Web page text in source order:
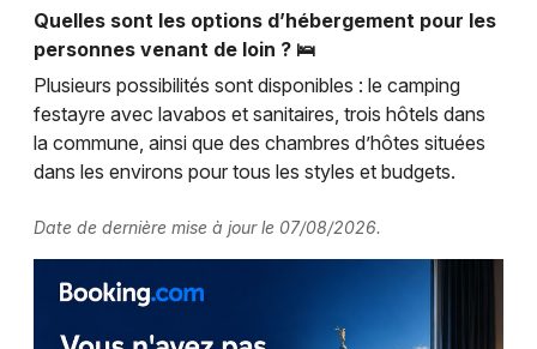
Quelles sont les options d’hébergement pour les
personnes venant de loin ? 🛌
Plusieurs possibilités sont disponibles : le camping
festayre avec lavabos et sanitaires, trois hôtels dans
la commune, ainsi que des chambres d’hôtes situées
dans les environs pour tous les styles et budgets.
Date de dernière mise à jour le 07/08/2026.